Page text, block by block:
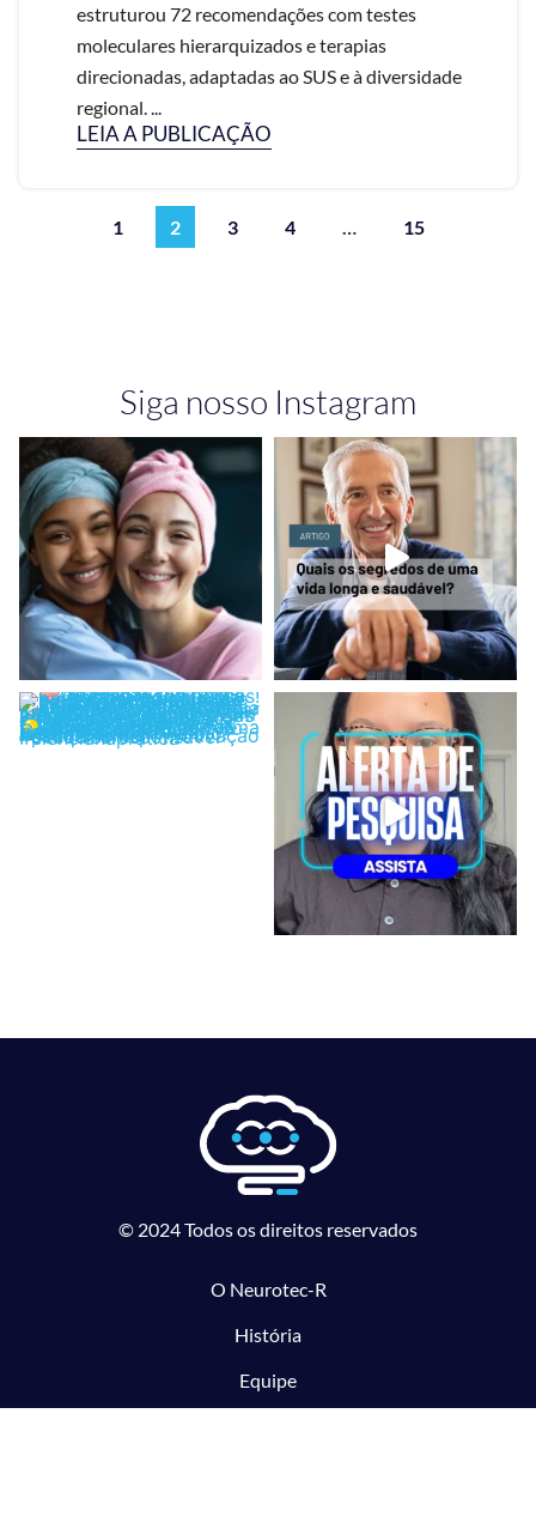
estruturou 72 recomendações com testes
moleculares hierarquizados e terapias
direcionadas, adaptadas ao SUS e à diversidade
regional. ...
LEIA A PUBLICAÇÃO
1 2 3 4 15
Siga nosso Instagram
© 2024 Todos os direitos reservados
O Neurotec-R
História
Equipe